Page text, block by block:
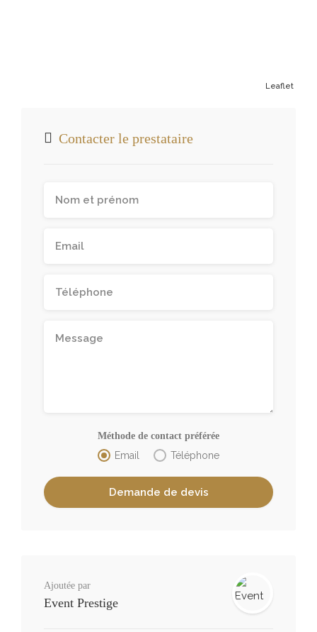
Leaflet
Contacter le prestataire
Méthode de contact préférée
Email Téléphone
Ajoutée par
Event Prestige